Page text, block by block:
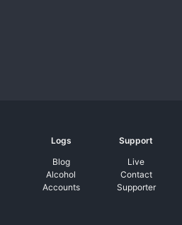
Logs
Blog
Alcohol
Accounts
Support
Live
Contact
Supporter